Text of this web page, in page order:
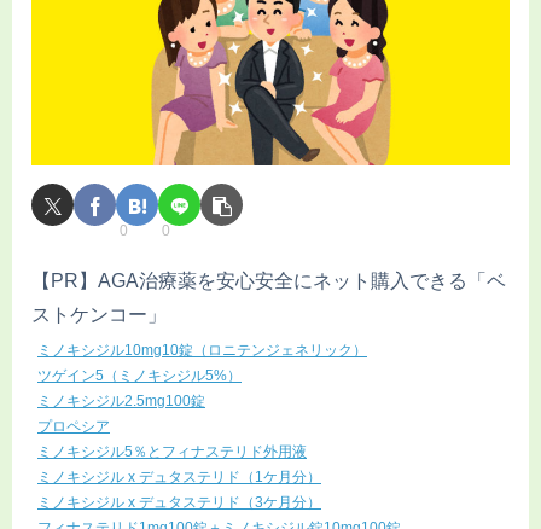
0 0
【PR】AGA治療薬を安心安全にネット購入できる「ベ
ストケンコー」
ミノキシジル10mg10錠（ロニテンジェネリック）
ツゲイン5（ミノキシジル5%）
ミノキシジル2.5mg100錠
プロペシア
ミノキシジル5％とフィナステリド外用液
ミノキシジル x デュタステリド（1ケ月分）
ミノキシジル x デュタステリド（3ケ月分）